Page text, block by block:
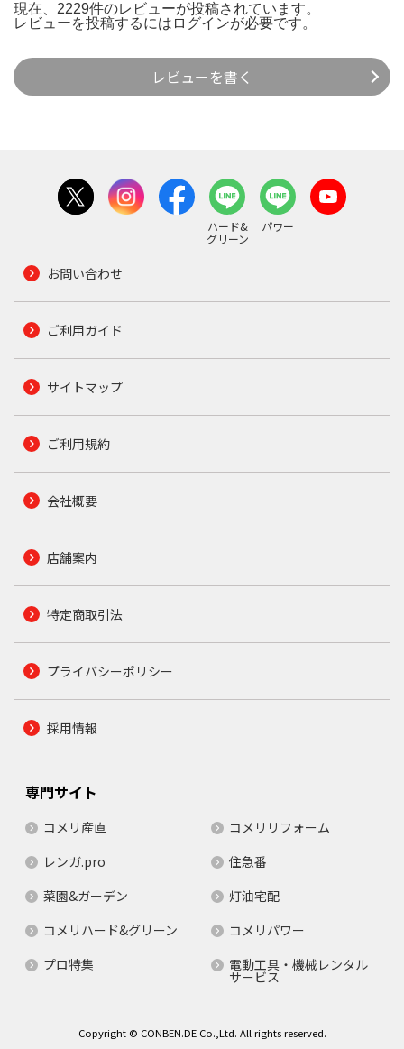
現在、2229件のレビューが投稿されています。
レビューを投稿するには ログインが必要です。
レビューを書く
ハード&
グリーン
パワー
お問い合わせ
ご利用ガイド
サイトマップ
ご利用規約
会社概要
店舗案内
特定商取引法
プライバシーポリシー
採用情報
専門サイト
コメリ産直
コメリリフォーム
レンガ.pro
住急番
菜園&ガーデン
灯油宅配
コメリハード&グリーン
コメリパワー
プロ特集
電動工具・機械レンタル
サービス
Copyright © CONBEN.DE Co.,Ltd. All rights reserved.